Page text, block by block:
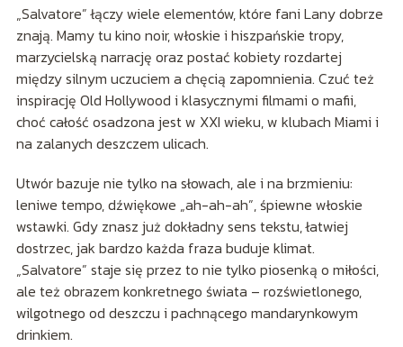
„Salvatore” łączy wiele elementów, które fani Lany dobrze
znają. Mamy tu kino noir, włoskie i hiszpańskie tropy,
marzycielską narrację oraz postać kobiety rozdartej
między silnym uczuciem a chęcią zapomnienia. Czuć też
inspirację Old Hollywood i klasycznymi filmami o mafii,
choć całość osadzona jest w XXI wieku, w klubach Miami i
na zalanych deszczem ulicach.
Utwór bazuje nie tylko na słowach, ale i na brzmieniu:
leniwe tempo, dźwiękowe „ah-ah-ah”, śpiewne włoskie
wstawki. Gdy znasz już dokładny sens tekstu, łatwiej
dostrzec, jak bardzo każda fraza buduje klimat.
„Salvatore” staje się przez to nie tylko piosenką o miłości,
ale też obrazem konkretnego świata – rozświetlonego,
wilgotnego od deszczu i pachnącego mandarynkowym
drinkiem.